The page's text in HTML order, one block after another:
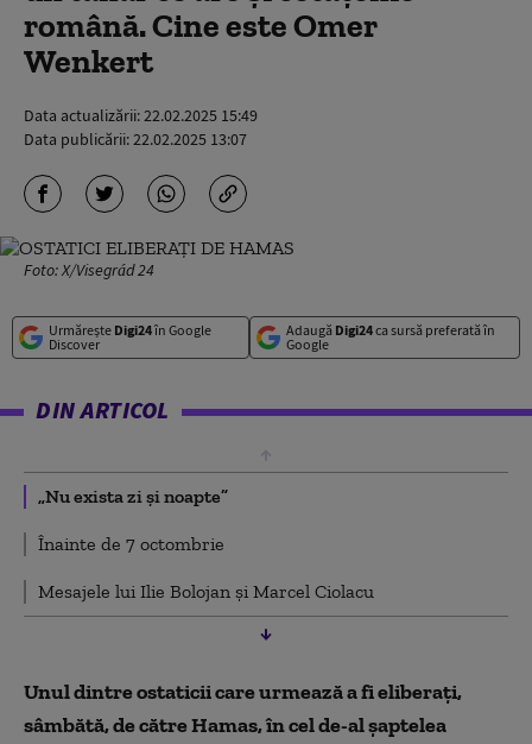
română. Cine este Omer
Wenkert
Data actualizării:22.02.2025 15:49
Data publicării:22.02.2025 13:07
Foto: X/Visegrád 24
Urmărește Digi24în Google
Discover
Adaugă Digi24ca sursă preferată în
Google
DIN ARTICOL
„Nu exista zi şi noapte”
Înainte de 7 octombrie
Mesajele lui Ilie Bolojan și Marcel Ciolacu
Unul dintre ostaticii care urmează a fi eliberaţi,
sâmbătă, de către Hamas, în cel de-al şaptelea